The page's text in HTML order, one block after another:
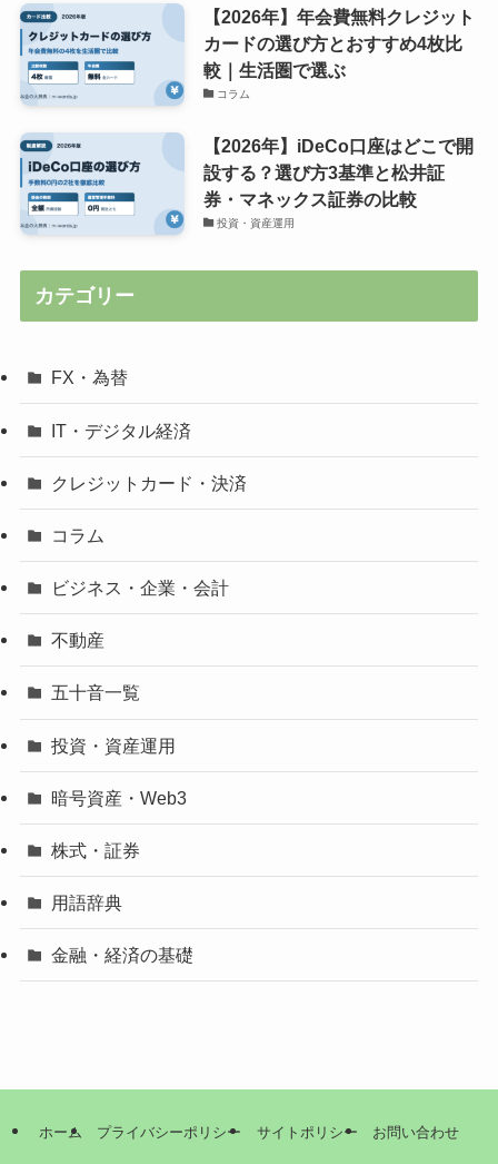
【2026年】年会費無料クレジット
カードの選び方とおすすめ4枚比
較｜生活圏で選ぶ
コラム
【2026年】iDeCo口座はどこで開
設する？選び方3基準と松井証
券・マネックス証券の比較
投資・資産運用
カテゴリー
FX・為替
IT・デジタル経済
クレジットカード・決済
コラム
ビジネス・企業・会計
不動産
五十音一覧
投資・資産運用
暗号資産・Web3
株式・証券
用語辞典
金融・経済の基礎
ホーム プライバシーポリシー サイトポリシー お問い合わせ